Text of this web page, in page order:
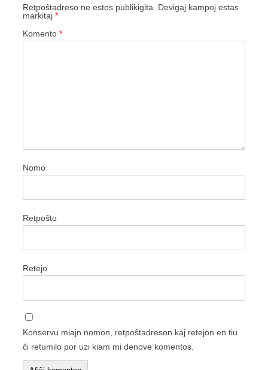
Retpoŝtadreso ne estos publikigita. Devigaj kampoj estas
markitaj *
Komento *
Nomo
Retpoŝto
Retejo
Konservu miajn nomon, retpoŝtadreson kaj retejon en tiu
ĉi retumilo por uzi kiam mi denove komentos.